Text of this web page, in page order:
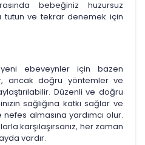
bebeğiniz huzursuz
tutun ve tekrar denemek için
ebeveynler için bazen
ancak doğru yöntemler ve
Düzenli ve doğru
sağlığına katkı sağlar ve
almasına yardımcı olur.
karşılaşırsanız, her zaman
vardır.